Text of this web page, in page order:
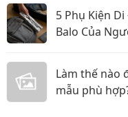
5 Phụ Kiện
Balo Của
Làm thế nào
mẫu phù